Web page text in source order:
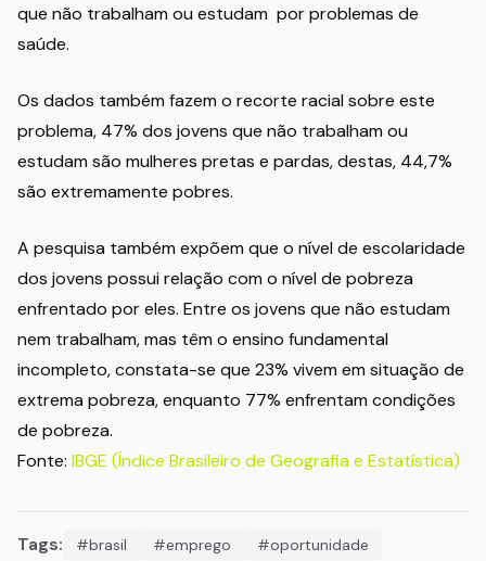
que não trabalham ou estudam por problemas de
saúde.
Os dados também fazem o recorte racial sobre este
problema, 47% dos jovens que não trabalham ou
estudam são mulheres pretas e pardas, destas, 44,7%
são extremamente pobres.
A pesquisa também expõem que o nível de escolaridade
dos jovens possui relação com o nível de pobreza
enfrentado por eles. Entre os jovens que não estudam
nem trabalham, mas têm o ensino fundamental
incompleto, constata-se que 23% vivem em situação de
extrema pobreza, enquanto 77% enfrentam condições
de pobreza.
Fonte: IBGE (Índice Brasileiro de Geografia e Estatística)
Tags: #brasil #emprego #oportunidade